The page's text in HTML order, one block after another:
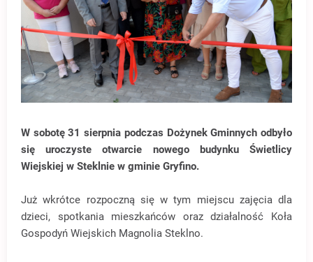
W sobotę 31 sierpnia podczas Dożynek Gminnych odbyło
się uroczyste otwarcie nowego budynku Świetlicy
Wiejskiej w Steklnie w gminie Gryfino.
Już wkrótce rozpoczną się w tym miejscu zajęcia dla
dzieci, spotkania mieszkańców oraz działalność Koła
Gospodyń Wiejskich Magnolia Steklno.